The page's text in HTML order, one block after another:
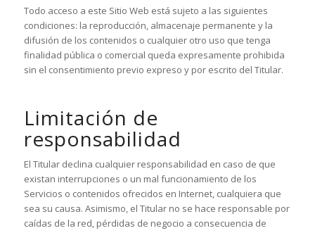
Todo acceso a este Sitio Web está sujeto a las siguientes
condiciones: la reproducción, almacenaje permanente y la
difusión de los contenidos o cualquier otro uso que tenga
finalidad pública o comercial queda expresamente prohibida
sin el consentimiento previo expreso y por escrito del Titular.
Limitación de
responsabilidad
El Titular declina cualquier responsabilidad en caso de que
existan interrupciones o un mal funcionamiento de los
Servicios o contenidos ofrecidos en Internet, cualquiera que
sea su causa. Asimismo, el Titular no se hace responsable por
caídas de la red, pérdidas de negocio a consecuencia de